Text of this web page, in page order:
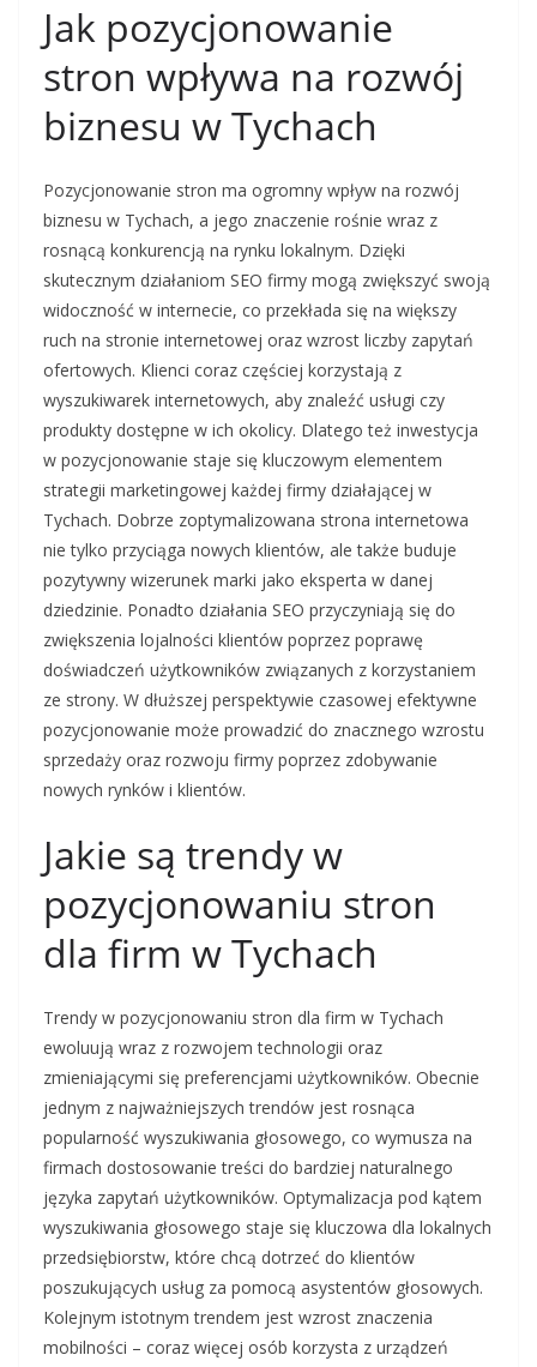
Jak pozycjonowanie
stron wpływa na rozwój
biznesu w Tychach
Pozycjonowanie stron ma ogromny wpływ na rozwój
biznesu w Tychach, a jego znaczenie rośnie wraz z
rosnącą konkurencją na rynku lokalnym. Dzięki
skutecznym działaniom SEO firmy mogą zwiększyć swoją
widoczność w internecie, co przekłada się na większy
ruch na stronie internetowej oraz wzrost liczby zapytań
ofertowych. Klienci coraz częściej korzystają z
wyszukiwarek internetowych, aby znaleźć usługi czy
produkty dostępne w ich okolicy. Dlatego też inwestycja
w pozycjonowanie staje się kluczowym elementem
strategii marketingowej każdej firmy działającej w
Tychach. Dobrze zoptymalizowana strona internetowa
nie tylko przyciąga nowych klientów, ale także buduje
pozytywny wizerunek marki jako eksperta w danej
dziedzinie. Ponadto działania SEO przyczyniają się do
zwiększenia lojalności klientów poprzez poprawę
doświadczeń użytkowników związanych z korzystaniem
ze strony. W dłuższej perspektywie czasowej efektywne
pozycjonowanie może prowadzić do znacznego wzrostu
sprzedaży oraz rozwoju firmy poprzez zdobywanie
nowych rynków i klientów.
Jakie są trendy w
pozycjonowaniu stron
dla firm w Tychach
Trendy w pozycjonowaniu stron dla firm w Tychach
ewoluują wraz z rozwojem technologii oraz
zmieniającymi się preferencjami użytkowników. Obecnie
jednym z najważniejszych trendów jest rosnąca
popularność wyszukiwania głosowego, co wymusza na
firmach dostosowanie treści do bardziej naturalnego
języka zapytań użytkowników. Optymalizacja pod kątem
wyszukiwania głosowego staje się kluczowa dla lokalnych
przedsiębiorstw, które chcą dotrzeć do klientów
poszukujących usług za pomocą asystentów głosowych.
Kolejnym istotnym trendem jest wzrost znaczenia
mobilności – coraz więcej osób korzysta z urządzeń